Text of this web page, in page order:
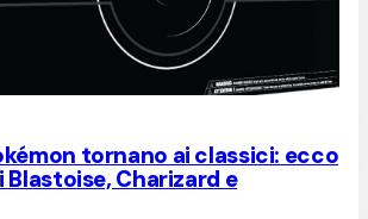
tornano ai classici: ecco
Blastoise, Charizard e